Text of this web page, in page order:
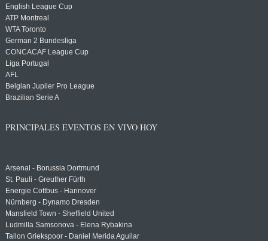
English League Cup
ATP Montreal
WTA Toronto
German 2 Bundesliga
CONCACAF League Cup
Liga Portugal
AFL
Belgian Jupiler Pro League
Brazilian Serie A
PRINCIPALES EVENTOS EN VIVO HOY
Arsenal - Borussia Dortmund
St. Pauli - Greuther Fürth
Energie Cottbus - Hannover
Nürnberg - Dynamo Dresden
Mansfield Town - Sheffield United
Ludmilla Samsonova - Elena Rybakina
Tallon Griekspoor - Daniel Merida Aguilar